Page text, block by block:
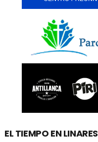
EL TIEMPO EN LINARES